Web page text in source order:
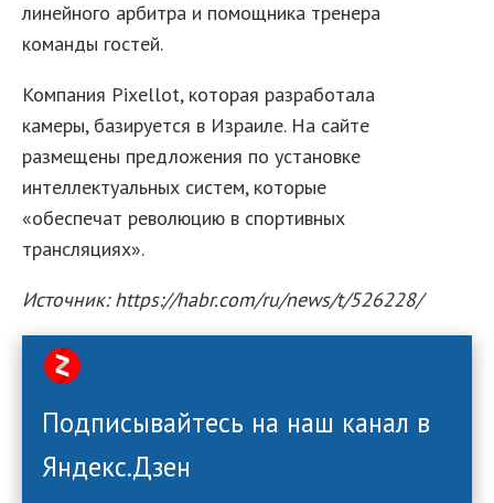
линейного арбитра и помощника тренера
команды гостей.
Компания Pixellot, которая разработала
камеры, базируется в Израиле. На сайте
размещены предложения по установке
интеллектуальных систем, которые
«обеспечат революцию в спортивных
трансляциях».
Источник: https://habr.com/ru/news/t/526228/
Подписывайтесь на наш канал в
Яндекс.Дзен